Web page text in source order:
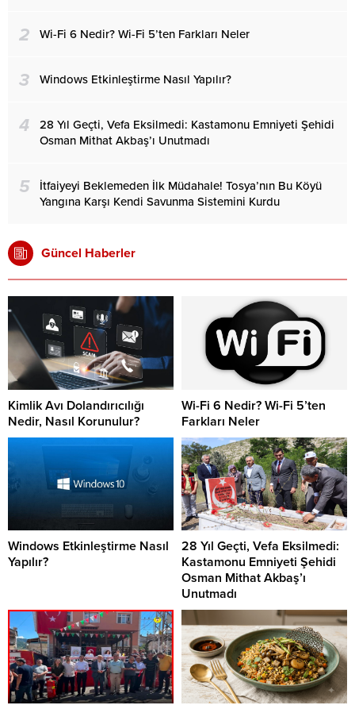
2 Wi-Fi 6 Nedir? Wi-Fi 5’ten Farkları Neler
3 Windows Etkinleştirme Nasıl Yapılır?
4
28 Yıl Geçti, Vefa Eksilmedi: Kastamonu Emniyeti Şehidi
Osman Mithat Akbaş’ı Unutmadı
5
İtfaiyeyi Beklemeden İlk Müdahale! Tosya’nın Bu Köyü
Yangına Karşı Kendi Savunma Sistemini Kurdu
Güncel Haberler
Kimlik Avı Dolandırıcılığı
Nedir, Nasıl Korunulur?
Wi-Fi 6 Nedir? Wi-Fi 5’ten
Farkları Neler
Windows Etkinleştirme Nasıl
Yapılır?
28 Yıl Geçti, Vefa Eksilmedi:
Kastamonu Emniyeti Şehidi
Osman Mithat Akbaş’ı
Unutmadı